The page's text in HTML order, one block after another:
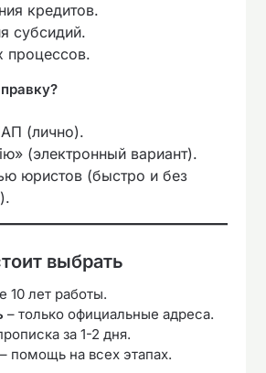
кредитов.
субсидий.
процессов.
(лично).
(электронный вариант).
юристов (быстро и без
выбрать
10 лет работы.
– только официальные адреса.
за 1-2 дня.
– помощь на всех этапах.